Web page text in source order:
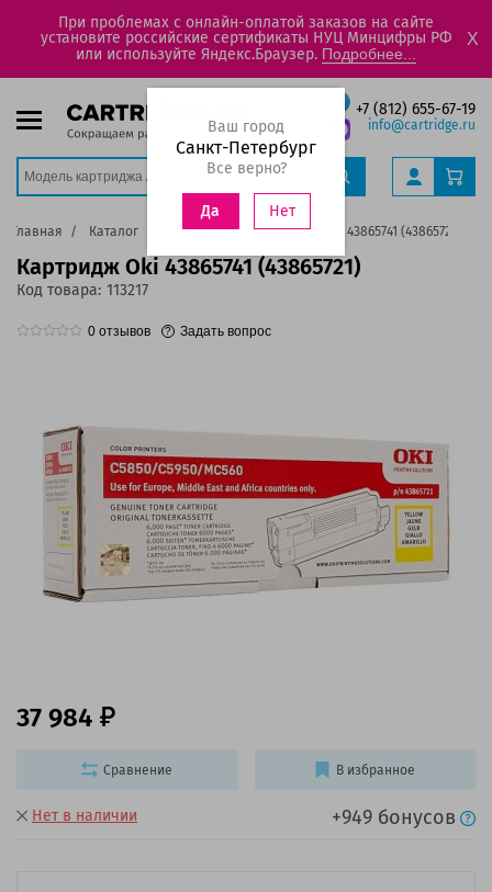
При проблемах с онлайн-оплатой заказов на сайте
установите российские сертификаты НУЦ Минцифры РФ
или используйте Яндекс.Браузер. Подробнее...
X
+7 (812) 655-67-19
info@cartridge.ru
Ваш город
Санкт-Петербург
Все верно?
Да Нет
Главная Каталог Картриджи Картридж Oki 43865741 (43865721)
Картридж Oki 43865741 (43865721)
Код товара: 113217
0 отзывов Задать вопрос
Нет в наличии +949 бонусов
37 984
Сравнение В избранное